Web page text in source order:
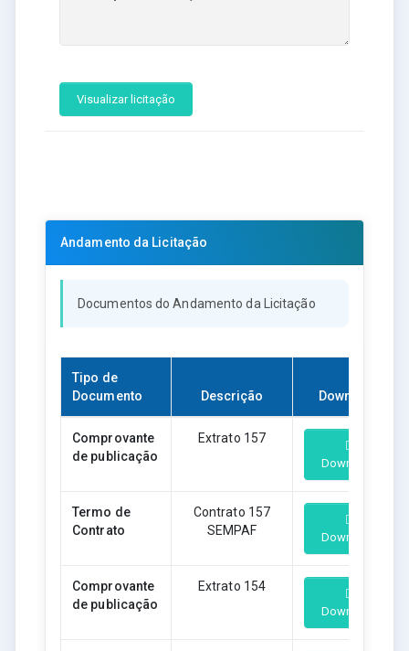
Visualizar licitação
Andamento da Licitação
Documentos do Andamento da Licitação
Tipo de
Documento
Descrição Download
Comprovante
de publicação
Extrato 157
Download
Termo de
Contrato
Contrato 157
SEMPAF
Download
Comprovante
de publicação
Extrato 154
Download